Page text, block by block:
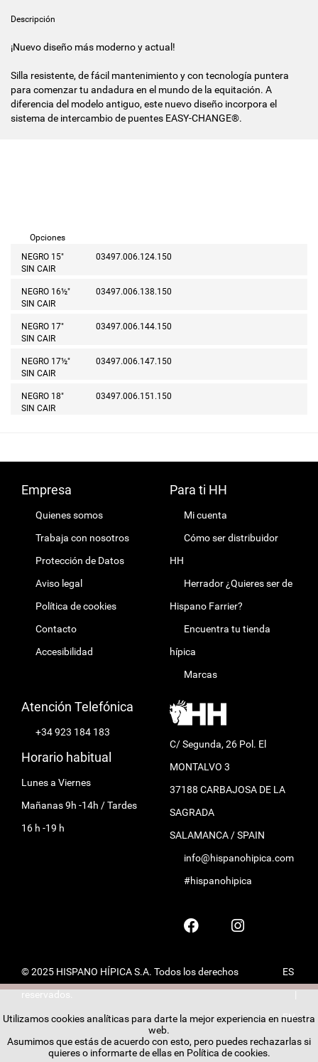
Descripción
¡Nuevo diseño más moderno y actual!
Silla resistente, de fácil mantenimiento y con tecnología puntera
para comenzar tu andadura en el mundo de la equitación. A
diferencia del modelo antiguo, este nuevo diseño incorpora el
sistema de intercambio de puentes EASY-CHANGE®.
Opciones
NEGRO 15"
SIN CAIR
03497.006.124.150
NEGRO 16½"
SIN CAIR
03497.006.138.150
NEGRO 17"
SIN CAIR
03497.006.144.150
NEGRO 17½"
SIN CAIR
03497.006.147.150
NEGRO 18"
SIN CAIR
03497.006.151.150
Empresa
Quienes somos
Trabaja con nosotros
Protección de Datos
Aviso legal
Política de cookies
Contacto
Accesibilidad
Para ti HH
Mi cuenta
Cómo ser distribuidor
HH
Herrador ¿Quieres ser de
Hispano Farrier?
Encuentra tu tienda
hípica
Marcas
Atención Telefónica
+34 923 184 183
Horario habitual
Lunes a Viernes
Mañanas 9h -14h / Tardes
16 h -19 h
C/ Segunda, 26 Pol. El
MONTALVO 3
37188 CARBAJOSA DE LA
SAGRADA
SALAMANCA / SPAIN
info@hispanohipica.com
#hispanohipica
© 2025 HISPANO HÍPICA S.A. Todos los derechos
reservados.
ES
EN
Utilizamos cookies analíticas para darte la mejor experiencia en nuestra
web.
Asumimos que estás de acuerdo con esto, pero puedes rechazarlas si
quieres o informarte de ellas en Política de cookies.